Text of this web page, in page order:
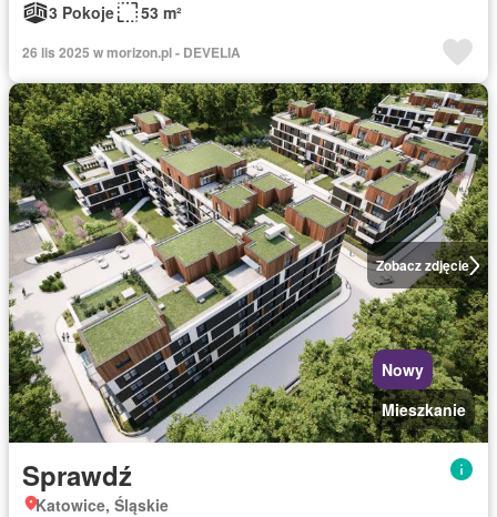
3 Pokoje
53 m²
26 lis 2025 w morizon.pl - DEVELIA
Zobacz zdjęcie
Nowy
Mieszkanie
Sprawdź
Katowice, Śląskie